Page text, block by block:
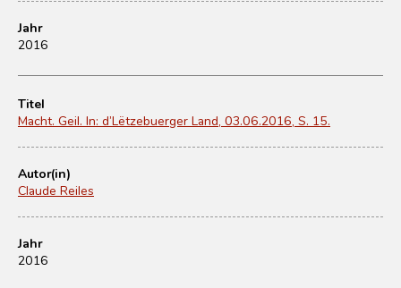
Jahr
2016
Titel
Macht. Geil. In: d’Lëtzebuerger Land, 03.06.2016, S. 15.
Autor(in)
Claude Reiles
Jahr
2016